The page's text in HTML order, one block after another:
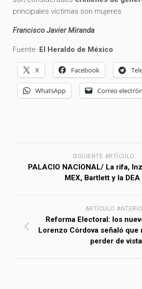
principales víctimas son mujeres.
Francisco Javier Miranda
Fuente: El Heraldo de México
X Facebook
WhatsApp Correo
SIGUIENTE ARTÍCULO
PALACIO NACIONAL/ La rifa,
MEX, Bartlett y la DEA
ARTÍCULO
Reforma Electoral: los
Lorenzo Córdova señaló que
perder de vista